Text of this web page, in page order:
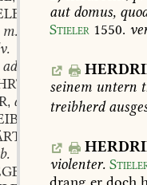
m.
adv.
, adv.
adv.
autdomus,
Stieler 1550.
seinem untern
treibherd
violenter.